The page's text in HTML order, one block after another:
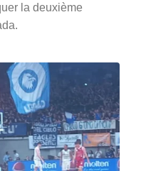
la deuxième